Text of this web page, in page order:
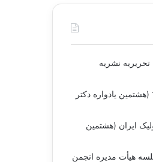
نشريه
مسابقه پايان‌نامه برتر 1405 (هشتمين يادواره دکتر
ايران (هشتمين
هيأت مديره انجمن